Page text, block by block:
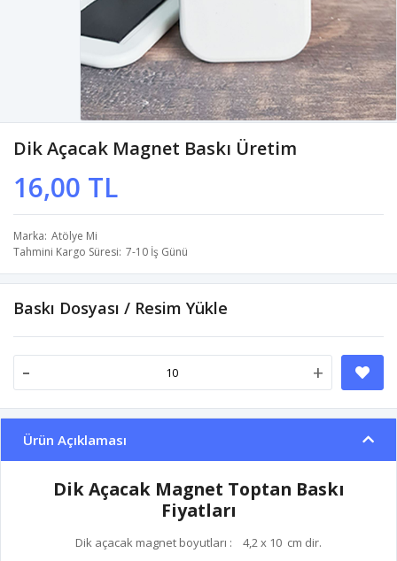
Dik Açacak Magnet Baskı Üretim
16,00 TL
Marka Atölye Mi
Tahmini Kargo Süresi 7-10 İş Günü
Baskı Dosyası / Resim Yükle
- +
Ürün Açıklaması
Dik Açacak Magnet Toptan Baskı
Fiyatları
Dik açacak magnet boyutları : 4,2 x 10 cm dir.